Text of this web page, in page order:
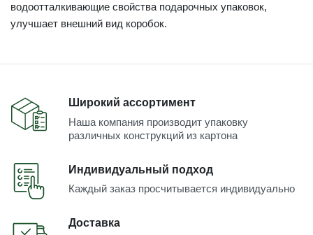
водоотталкивающие свойства подарочных упаковок,
улучшает внешний вид коробок.
Широкий ассортимент
Наша компания производит упаковку
различных конструкций из картона
Индивидуальный подход
Каждый заказ просчитывается индивидуально
Доставка